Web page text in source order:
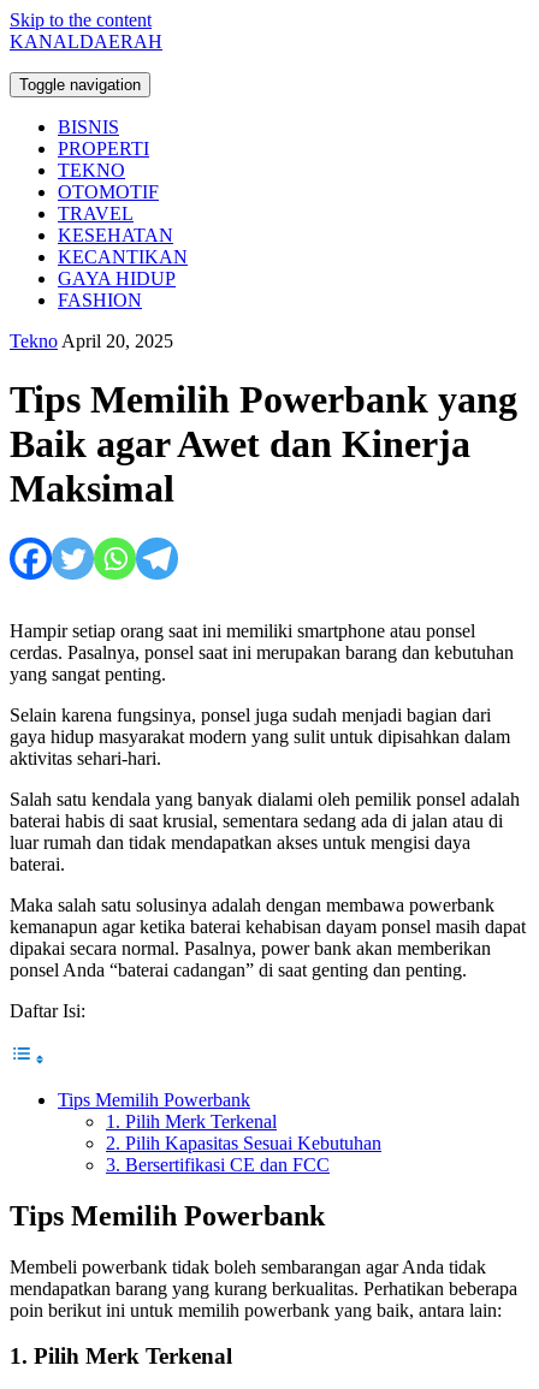
Skip to the content
KANALDAERAH
Toggle navigation
BISNIS
PROPERTI
TEKNO
OTOMOTIF
TRAVEL
KESEHATAN
KECANTIKAN
GAYA HIDUP
FASHION
Tekno April 20, 2025
Tips Memilih Powerbank yang
Baik agar Awet dan Kinerja
Maksimal
Hampir setiap orang saat ini memiliki smartphone atau ponsel
cerdas. Pasalnya, ponsel saat ini merupakan barang dan kebutuhan
yang sangat penting.
Selain karena fungsinya, ponsel juga sudah menjadi bagian dari
gaya hidup masyarakat modern yang sulit untuk dipisahkan dalam
aktivitas sehari-hari.
Salah satu kendala yang banyak dialami oleh pemilik ponsel adalah
baterai habis di saat krusial, sementara sedang ada di jalan atau di
luar rumah dan tidak mendapatkan akses untuk mengisi daya
baterai.
Maka salah satu solusinya adalah dengan membawa powerbank
kemanapun agar ketika baterai kehabisan dayam ponsel masih dapat
dipakai secara normal. Pasalnya, power bank akan memberikan
ponsel Anda “baterai cadangan” di saat genting dan penting.
Daftar Isi:
Tips Memilih Powerbank
1. Pilih Merk Terkenal
2. Pilih Kapasitas Sesuai Kebutuhan
3. Bersertifikasi CE dan FCC
Tips Memilih Powerbank
Membeli powerbank tidak boleh sembarangan agar Anda tidak
mendapatkan barang yang kurang berkualitas. Perhatikan beberapa
poin berikut ini untuk memilih powerbank yang baik, antara lain:
1. Pilih Merk Terkenal